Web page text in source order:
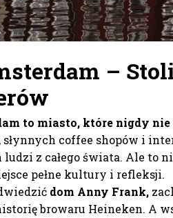
–
to miasto, które nigdy nie
słynnych coffee shopów i
ludzi z całego świata. Ale
pełne kultury i refleksji.
dom Anny Frank,
browaru Heineken. A